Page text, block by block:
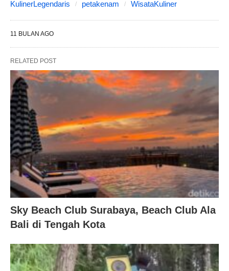
KulinerLegendaris
petakenam WisataKuliner
11 BULAN AGO
RELATED POST
Sky Beach Club Surabaya, Beach Club Ala
Bali di Tengah Kota